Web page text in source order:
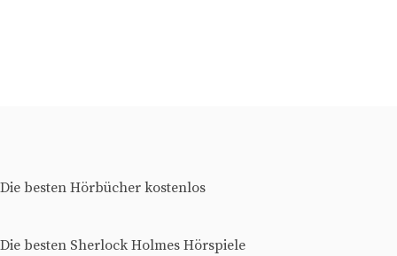
Die besten Hörbücher kostenlos
Die besten Sherlock Holmes Hörspiele